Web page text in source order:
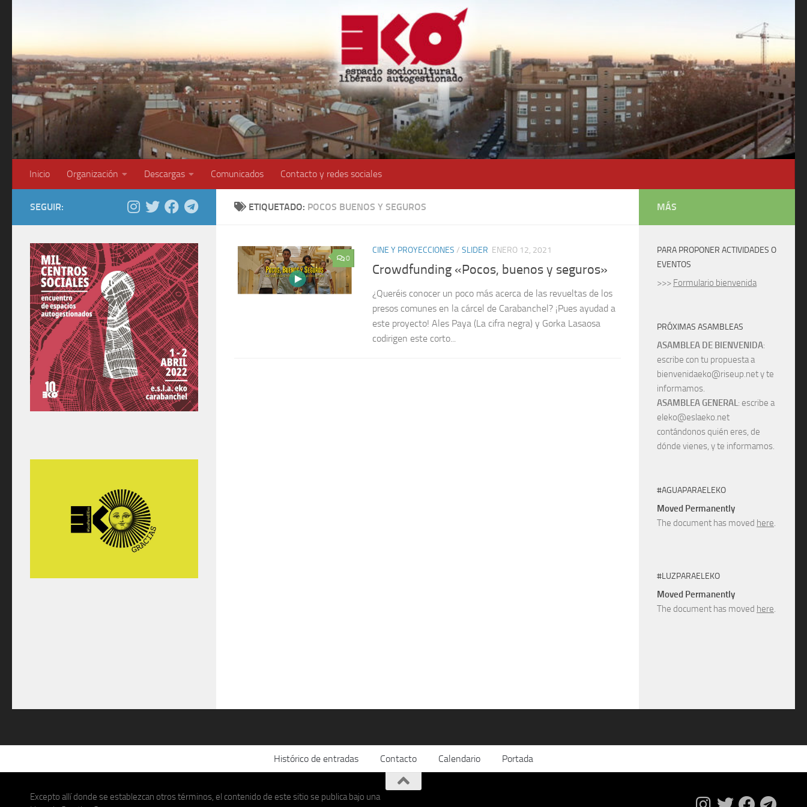
Inicio Organización Descargas Comunicados Contacto y redes sociales
ETIQUETADO: POCOS BUENOS Y SEGUROS
0
CINE Y PROYECCIONES / SLIDER ENERO 12, 2021
Crowdfunding «Pocos, buenos y seguros»
¿Queréis conocer un poco más acerca de las revueltas de los
presos comunes en la cárcel de Carabanchel? ¡Pues ayudad a
este proyecto! Ales Paya (La cifra negra) y Gorka Lasaosa
codirigen este corto...
SEGUIR: MÁS
PARA PROPONER ACTIVIDADES O
EVENTOS
>>> Formulario bienvenida
PRÓXIMAS ASAMBLEAS
ASAMBLEA DE BIENVENIDA:
escribe con tu propuesta a
bienvenidaeko@riseup.net y te
informamos.
ASAMBLEA GENERAL: escribe a
eleko@eslaeko.net
contándonos quién eres, de
dónde vienes, y te informamos.
#AGUAPARAELEKO
Moved Permanently
The document has moved here.
#LUZPARAELEKO
Moved Permanently
The document has moved here.
Histórico de entradas Contacto Calendario Portada
Excepto allí donde se establezcan otros términos, el contenido de este sitio se publica bajo una